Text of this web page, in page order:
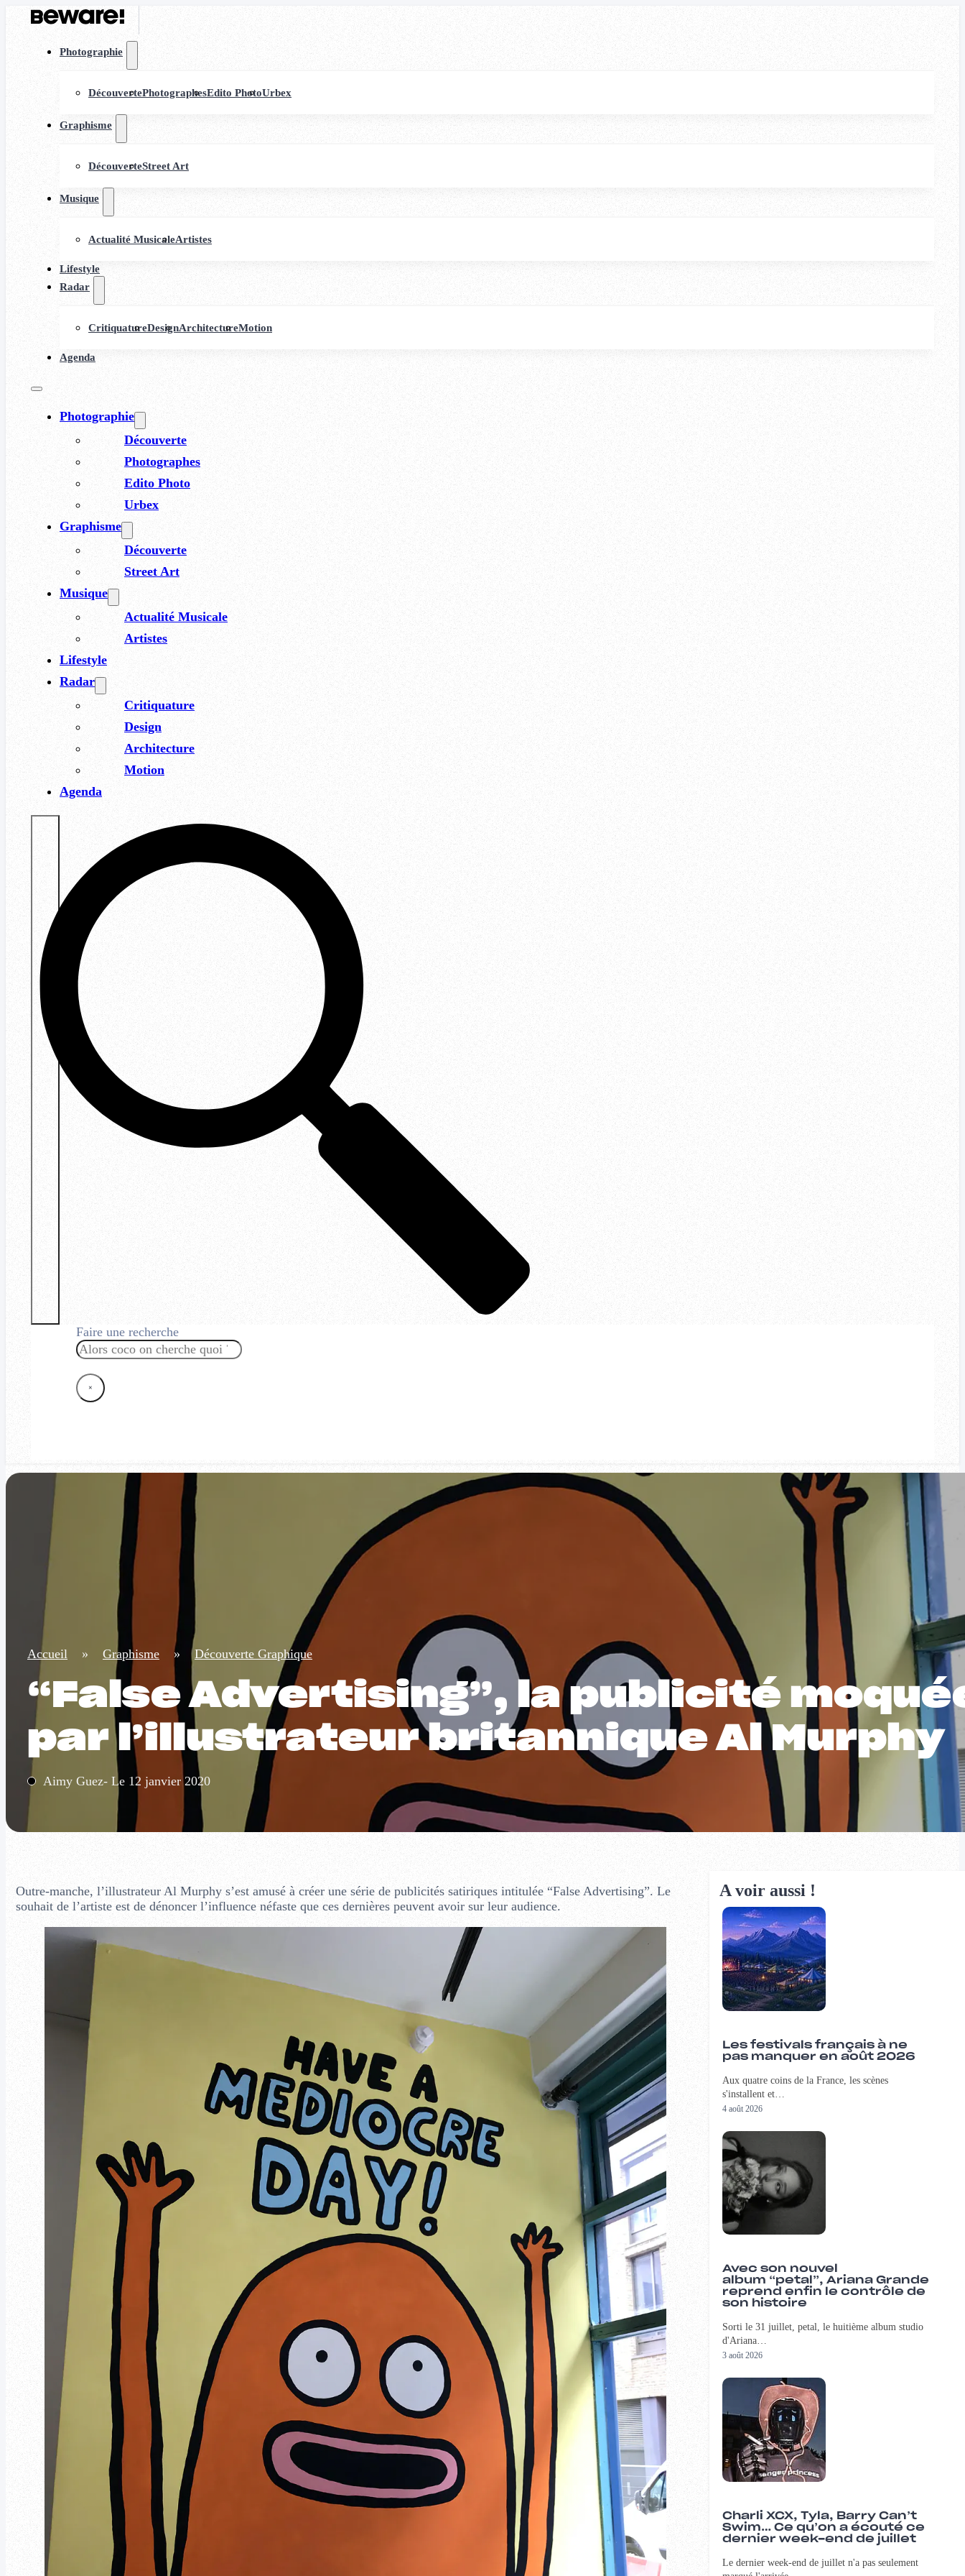
Photographie
DécouvertePhotographesEdito PhotoUrbex
Graphisme
DécouverteStreet Art
Musique
Actualité MusicaleArtistes
Lifestyle
Radar
CritiquatureDesignArchitectureMotion
Agenda
Photographie
Découverte
Photographes
Edito Photo
Urbex
Graphisme
Découverte
Street Art
Musique
Actualité Musicale
Artistes
Lifestyle
Radar
Critiquature
Design
Architecture
Motion
Agenda
Faire une recherche
Rechercher
×
Accueil » Graphisme » Découverte Graphique
“False Advertising”, la publicité
par l’illustrateur britannique Al Murphy
Aimy Guez- Le 12 janvier 2020
Outre-manche, l’illustrateur Al Murphy s’est amusé à créer une série de publicités satiriques intitulée “False Advertising”. Le
souhait de l’artiste est de dénoncer l’influence néfaste que ces dernières peuvent avoir sur leur audience.
A voir aussi !
Les festivals français à ne
pas manquer en août 2026
Aux quatre coins de la France, les scènes
s'installent et…
4 août 2026
Avec son nouvel
album “petal”, Ariana Grande
reprend enfin le contrôle de
son histoire
Sorti le 31 juillet, petal, le huitième album studio
d'Ariana…
3 août 2026
Charli XCX, Tyla, Barry Can’t
Swim… Ce qu’on a écouté ce
dernier week-end de juillet
Le dernier week-end de juillet n'a pas seulement